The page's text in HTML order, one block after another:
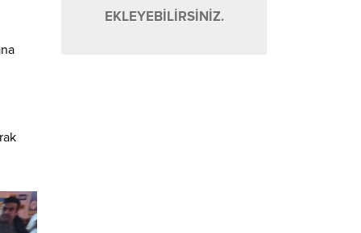
EKLEYEBİLİRSİNİZ.